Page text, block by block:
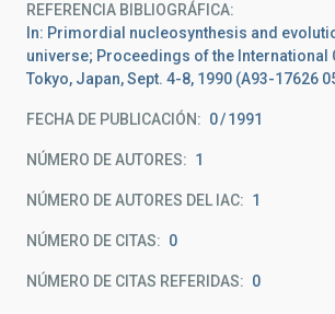
REFERENCIA BIBLIOGRÁFICA
In: Primordial nucleosynthesis and
universe; Proceedings of the International
Tokyo, Japan, Sept. 4-8, 1990 (A93-17626
FECHA DE PUBLICACIÓN: 0 1991
NÚMERO DE AUTORES 1
NÚMERO DE AUTORES DEL IAC 1
NÚMERO DE CITAS 0
NÚMERO DE CITAS REFERIDAS 0